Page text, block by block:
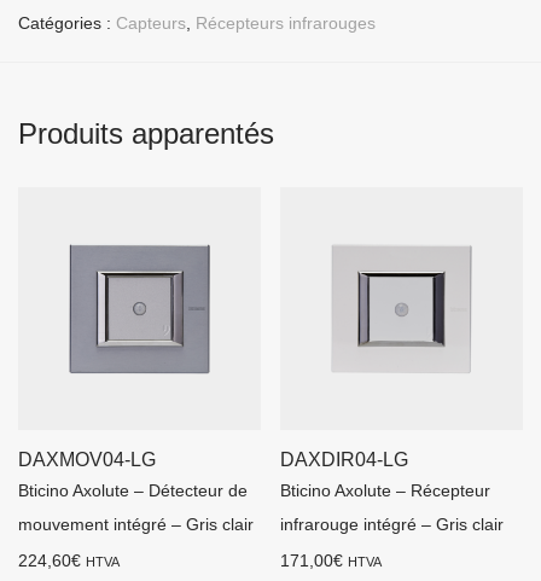
Catégories : Capteurs Récepteurs infrarouges
Produits apparentés
DAXMOV04-LG
Bticino Axolute – Détecteur de
mouvement intégré – Gris clair
224,60€ HTVA
DAXDIR04-LG
Bticino Axolute – Récepteur
infrarouge intégré – Gris clair
171,00€ HTVA